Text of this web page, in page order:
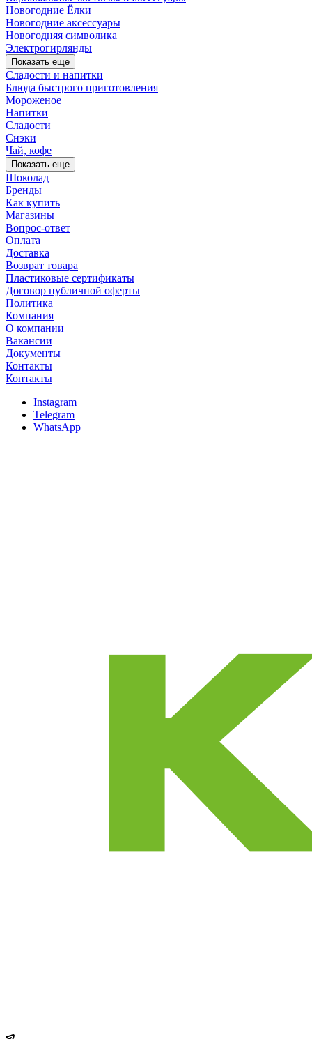
Новогодние Ёлки
Новогодние аксессуары
Новогодняя символика
Электрогирлянды
Показать еще
Сладости и напитки
Блюда быстрого приготовления
Мороженое
Напитки
Сладости
Снэки
Чай, кофе
Показать еще
Шоколад
Бренды
Как купить
Магазины
Вопрос-ответ
Оплата
Доставка
Возврат товара
Пластиковые сертификаты
Договор публичной оферты
Политика
Компания
О компании
Вакансии
Документы
Контакты
Контакты
Instagram
Telegram
WhatsApp